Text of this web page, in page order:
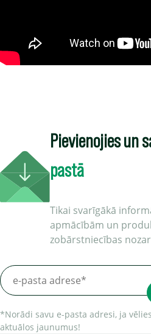
Pievienojies un
pastā
Tikai svarīgākā
apmācībām un
zobārstniecības
*Norādi savu e-pasta adresi, ja
aktuālos jaunumus!